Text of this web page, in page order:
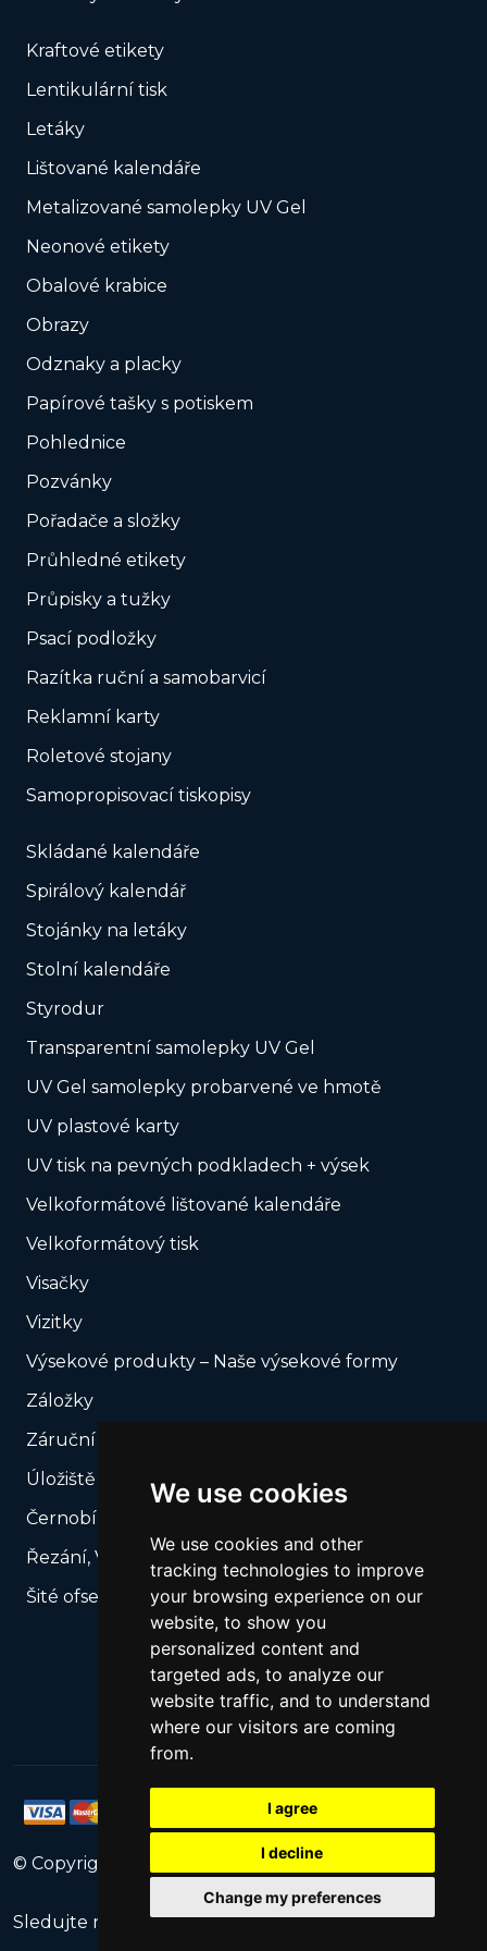
We use cookies
We use cookies and other
tracking technologies to improve
your browsing experience on our
website, to show you
personalized content and
targeted ads, to analyze our
website traffic, and to understand
where our visitors are coming
from.
I agree
I decline
Change my preferences
Kraftové etikety
Lentikulární tisk
Letáky
Lištované kalendáře
Metalizované samolepky UV Gel
Neonové etikety
Obalové krabice
Obrazy
Odznaky a placky
Papírové tašky s potiskem
Pohlednice
Pozvánky
Pořadače a složky
Průhledné etikety
Průpisky a tužky
Psací podložky
Razítka ruční a samobarvicí
Reklamní karty
Roletové stojany
Samopropisovací tiskopisy
Skládané kalendáře
Spirálový kalendář
Stojánky na letáky
Stolní kalendáře
Styrodur
Transparentní samolepky UV Gel
UV Gel samolepky probarvené ve hmotě
UV plastové karty
UV tisk na pevných podkladech + výsek
Velkoformátové lištované kalendáře
Velkoformátový tisk
Visačky
Vizitky
Výsekové produkty – Naše výsekové formy
Záložky
Záruční plomby
Úložiště USB
Černobílý tisk
Řezání, Výsek podle vašeho rozkroje
Šité ofsetové katalogy
© Copyright All Rights Reserved.
Sledujte nás: